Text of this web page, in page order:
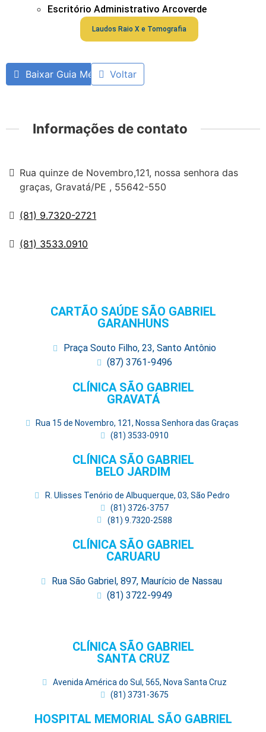
Escritório Administrativo Arcoverde
Laudos Raio X e Tomografia
Baixar Guia MédicoVoltar
Informações de contato
Rua quinze de Novembro,121, nossa senhora das
graças, Gravatá/PE , 55642-550
(81) 9.7320-2721
(81) 3533.0910
CARTÃO SAÚDE SÃO GABRIEL
GARANHUNS
Praça Souto Filho, 23, Santo Antônio
(87) 3761-9496
CLÍNICA SÃO GABRIEL
GRAVATÁ
Rua 15 de Novembro, 121, Nossa Senhora das Graças
(81) 3533-0910
CLÍNICA SÃO GABRIEL
BELO JARDIM
R. Ulisses Tenório de Albuquerque, 03, São Pedro
(81) 3726-3757
(81) 9.7320-2588
CLÍNICA SÃO GABRIEL
CARUARU
Rua São Gabriel, 897, Maurício de Nassau
(81) 3722-9949
CLÍNICA SÃO GABRIEL
SANTA CRUZ
Avenida América do Sul, 565, Nova Santa Cruz
(81) 3731-3675
HOSPITAL MEMORIAL SÃO GABRIEL